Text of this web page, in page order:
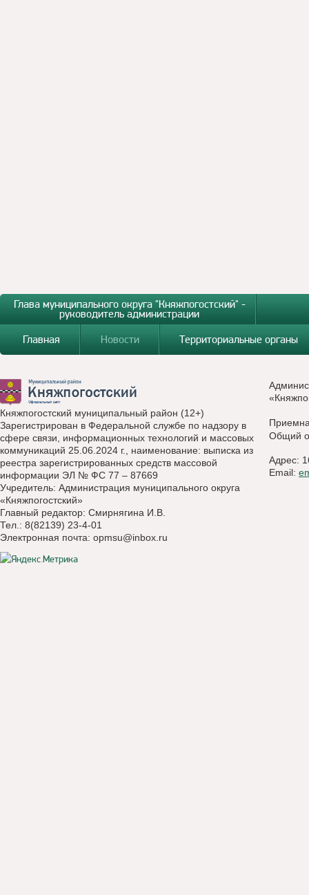
Глава муниципального округа "Княжпогостский" -
руководитель администрации
Главная
Новости Территориальные органы
Княжпогостский муниципальный район (12+)
Зарегистрирован в Федеральной службе по надзору в
сфере связи, информационных технологий и массовых
коммуникаций 25.06.2024 г., наименование: выписка из
реестра зарегистрированных средств массовой
информации ЭЛ № ФС 77 – 87669
Учредитель: Администрация муниципального округа
«Княжпогостский»
Главный редактор: Смирнягина И.В.
Тел.: 8(82139) 23-4-01
Электронная почта: opmsu@inbox.ru
Общий
Адрес:
Email: